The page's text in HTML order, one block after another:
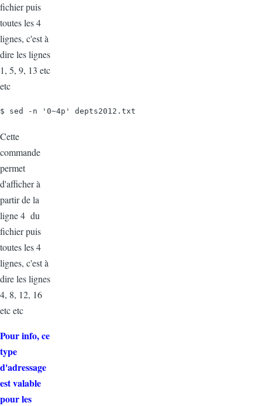
fichier puis
toutes les 4
lignes, c'est à
dire les lignes
1, 5, 9, 13 etc
etc
$ sed -n '0~4p' depts2012.txt
Cette
commande
permet
d'afficher à
partir de la
ligne 4 du
fichier puis
toutes les 4
lignes, c'est à
dire les lignes
4, 8, 12, 16
etc etc
Pour info, ce
type
d'adressage
est valable
pour les